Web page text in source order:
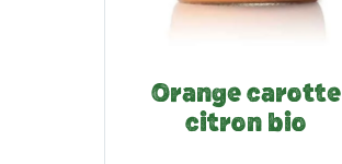
Orange carotte
citron bio